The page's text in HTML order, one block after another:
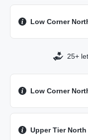
Low Corner
25+
Low Corner
Upper Tier North